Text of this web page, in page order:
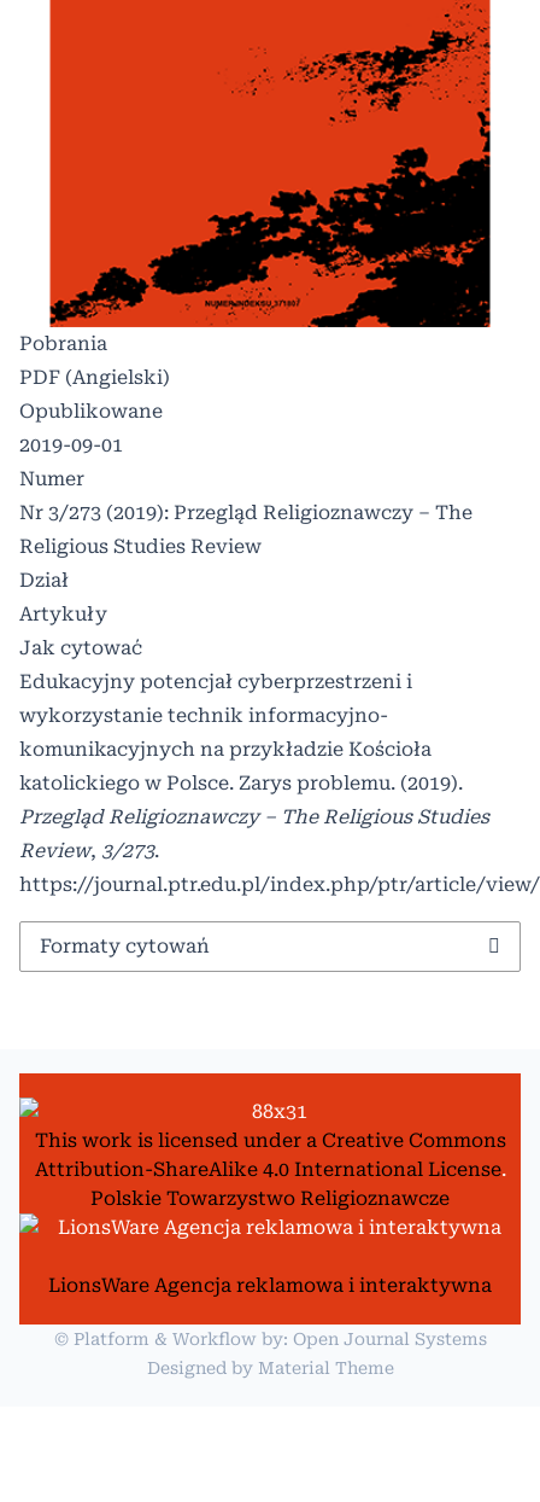
Pobrania
PDF (Angielski)
Opublikowane
2019-09-01
Numer
Nr 3/273 (2019): Przegląd Religioznawczy – The
Religious Studies Review
Dział
Artykuły
Jak cytować
Edukacyjny potencjał cyberprzestrzeni i
wykorzystanie technik informacyjno-
komunikacyjnych na przykładzie Kościoła
katolickiego w Polsce. Zarys problemu. (2019).
Przegląd Religioznawczy – The Religious Studies
Review, 3/273.
https://journal.ptr.edu.pl/index.php/ptr/article/view/
Formaty cytowań
This work is licensed under a Creative Commons
Attribution-ShareAlike 4.0 International License.
Polskie Towarzystwo Religioznawcze
LionsWare Agencja reklamowa i interaktywna
© Platform & Workflow by: Open Journal Systems
Designed by Material Theme